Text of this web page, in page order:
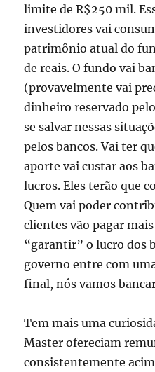
limite de R$250 mil.
investidores vai
patrimônio atual do
de reais. O fundo vai
(provavelmente vai
dinheiro reservado
se salvar nessas
pelos bancos. Vai ter
aporte vai custar aos
lucros. Eles terão que
Quem vai poder
clientes vão pagar
“garantir” o lucro dos
governo entre com
final, nós vamos
Tem mais uma
Master ofereciam
consistentemente